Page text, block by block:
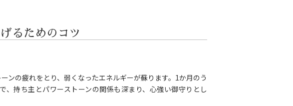
るためのコツ
ンの疲れをとり、弱くなったエネルギーが蘇ります。1か月のう
、持ち主とパワーストーンの関係も深まり、心強い御守りとし